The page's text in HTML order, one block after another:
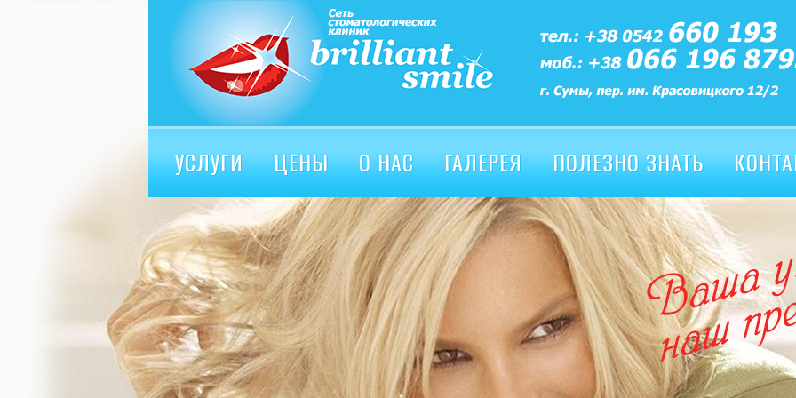
УСЛУГИ ЦЕНЫ О НАС ГАЛЕРЕЯ ПОЛЕЗНО ЗНАТЬ